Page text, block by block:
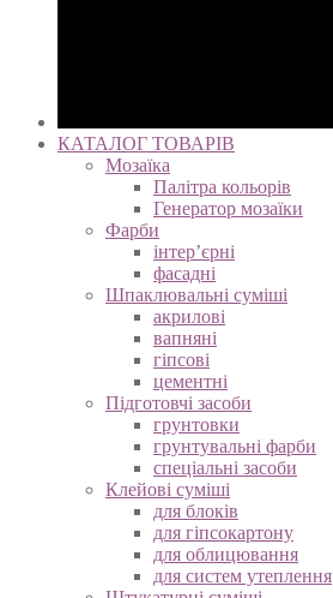
КАТАЛОГ ТОВАРІВ
Мозаїка
Палітра кольорів
Генератор мозаїки
Фарби
інтер’єрні
фасадні
Шпаклювальні суміші
акрилові
вапняні
гіпсові
цементні
Підготовчі засоби
грунтовки
грунтувальні фарби
спеціальні засоби
Клейові суміші
для блоків
для гіпсокартону
для облицювання
для систем утеплення